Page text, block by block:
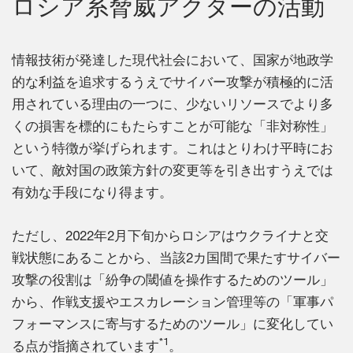
ロシア系脅威アクターの活動
情報技術が発達した現代社会において、国家が地政学
的な利益を追求するうえでサイバー攻撃が積極的に活
用されている理由の一つに、少ないリソースでより多
くの損害を標的にもたらすことが可能な「非対称性」
という特徴が挙げられます。これはとりわけ平時にお
いて、敵対国の政策方針の変更等を引き出すうえでは
有効な手段になり得ます。
ただし、2022年2月下旬からロシアはウクライナと交
戦状態にあることから、当該2カ国間で果たすサイバー
攻撃の役割は「紛争の閾値を操作するためのツール」
から、作戦支援やエスカレーション管理等の「軍事パ
フォーマンスに寄与するためのツール」に変化してい
る点が指摘されています*1。